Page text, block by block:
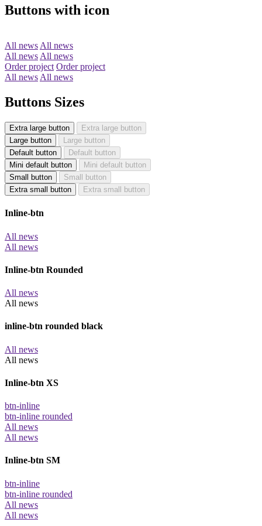
Buttons with icon
All news All news
All news All news
Order project Order project
All news All news
Buttons Sizes
Extra large button
Extra large button
Large button
Large button
Default button
Default button
Mini default button
Mini default button
Small button
Small button
Extra small button
Extra small button
Inline-btn
All news
All news
Inline-btn Rounded
All news
All news
inline-btn rounded black
All news
All news
Inline-btn XS
btn-inline
btn-inline rounded
All news
All news
Inline-btn SM
btn-inline
btn-inline rounded
All news
All news